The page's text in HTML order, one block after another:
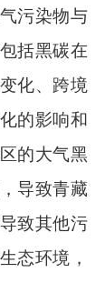
污染物与
括黑碳在
化、跨境
的影响和
的大气黑
导致青藏
致其他污
态环境，